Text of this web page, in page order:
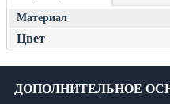
Материал
Цвет
ДОПОЛНИТЕЛЬНОЕ